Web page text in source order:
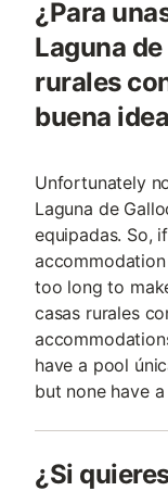
¿Para
Laguna
rurales
buena
Unfortunately
Laguna de
equipadas. So,
too long to
casas rurales
have a pool
but none have a
¿Si